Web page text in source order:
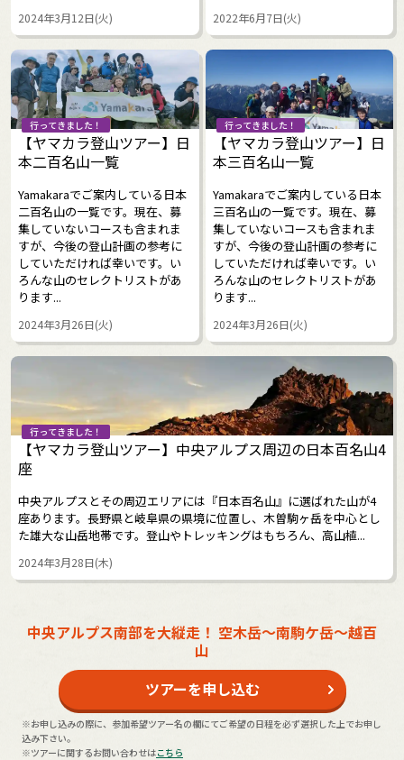
2024年3月12日(火) 2022年6月7日(火)
行ってきました！
【ヤマカラ登山ツアー】日
本二百名山一覧
Yamakaraでご案内している日本
二百名山の一覧です。現在、募
集していないコースも含まれま
すが、今後の登山計画の参考に
していただければ幸いです。い
ろんな山のセレクトリストがあ
ります...
2024年3月26日(火)
行ってきました！
【ヤマカラ登山ツアー】日
本三百名山一覧
Yamakaraでご案内している日本
三百名山の一覧です。現在、募
集していないコースも含まれま
すが、今後の登山計画の参考に
していただければ幸いです。い
ろんな山のセレクトリストがあ
ります...
2024年3月26日(火)
行ってきました！
【ヤマカラ登山ツアー】中央アルプス周辺の日本百名山4
座
中央アルプスとその周辺エリアには『日本百名山』に選ばれた山が4
座あります。長野県と岐阜県の県境に位置し、木曽駒ヶ岳を中心とし
た雄大な山岳地帯です。登山やトレッキングはもちろん、高山植...
2024年3月28日(木)
中央アルプス南部を大縦走！ 空木岳～南駒ケ岳～越百
山
ツアーを申し込む
※お申し込みの際に、参加希望ツアー名の欄にてご希望の日程を必ず選択した上でお申し
込み下さい。
※ツアーに関するお問い合わせはこちら